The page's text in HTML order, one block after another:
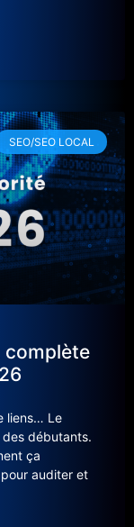
SEO/SEO LOCAL
complète
liens… Le
des débutants.
ça
auditer et